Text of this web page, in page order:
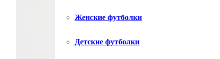
Женские футболки
Детские футболки